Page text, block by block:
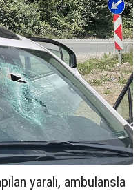
yaralı, ambulansla